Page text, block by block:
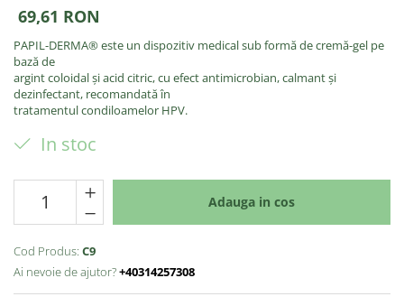
69,61 RON
PAPIL-DERMA® este un dispozitiv medical sub formă de cremă-gel pe
bază de
argint coloidal și acid citric, cu efect antimicrobian, calmant și
dezinfectant, recomandată în
tratamentul condiloamelor HPV.
In stoc
Adauga in cos
Cod Produs: C9
Ai nevoie de ajutor?+40314257308